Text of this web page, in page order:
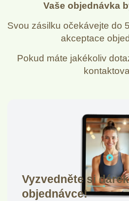
Vaše objednávka
Svou zásilku očekávejte do
akceptace
Pokud máte jakékoliv
Vyzvedněte si
objednávce!